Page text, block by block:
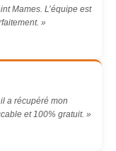
Mames. L’équipe est
»
a récupéré mon
et 100% gratuit. »